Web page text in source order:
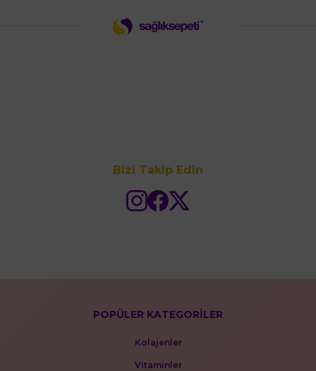
Bizi Takip Edin
POPÜLER KATEGORİLER
Kolajenler
Vitaminler